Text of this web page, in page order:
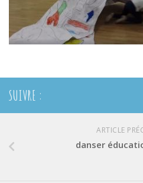
SUIVRE :
ARTICLE
danser